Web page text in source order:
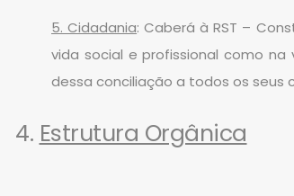
5. Cidadania: Caberá à RST –
vida social e profissional como na
dessa conciliação a todos os seus
4. Estrutura Orgânica